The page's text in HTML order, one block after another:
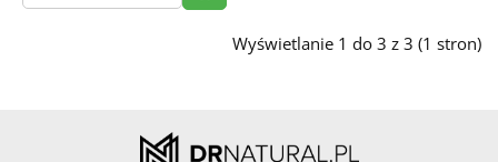
Wyświetlanie 1 do 3 z 3 (1 stron)